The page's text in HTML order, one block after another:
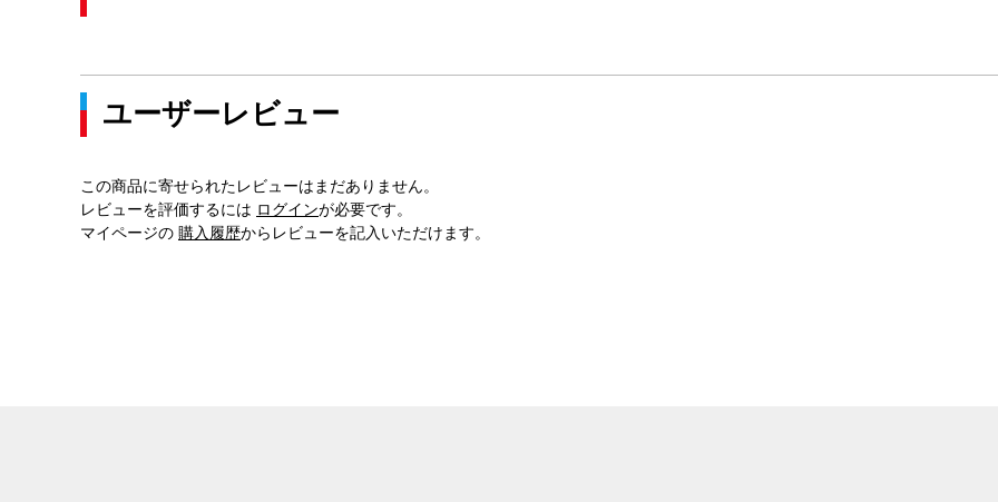
ユーザーレビュー
この商品に寄せられたレビューはまだありません。
レビューを評価するには ログインが必要です。
マイページの 購入履歴からレビューを記入いただけます。